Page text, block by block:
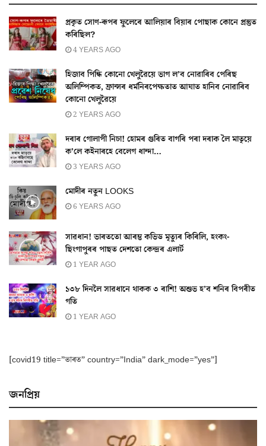
প্ৰকৃত সোণ-ৰূপৰ ফুলেৰে আলিয়াৰ বিয়াৰ পোছাক কোনে প্ৰস্তুত
কৰিছিল?
4 YEARS AGO
হিজাব পিন্ধি কোনো খেলুৱৈয়ে ভাগ ল’ব নোৱাৰিব পেৰিছ
অলিম্পিকত, ফ্ৰান্সৰ ধৰ্মনিৰপেক্ষতাত আঘাত হানিব নোৱাৰিব
কোনো খেলুৱৈয়ে
2 YEARS AGO
দৰাৰ গোলাপী নিচা! হোমৰ গুৰিত বাগৰি পৰা দৰাক লৈ মাতৃয়ে
ক’লে কইনাৰহে বেলেগ ধান্দা…
3 YEARS AGO
মোদীৰ নতুন LOOKS
6 YEARS AGO
সাৱধান! ভাৰততো আৰম্ভ কভিড মৃত্যুৰ কিৰিলি, হংকং-
ছিংগাপুৰৰ পাছত দেশতো কেন্দ্ৰৰ এলাৰ্ট
1 YEAR AGO
১৩৮ দিনলৈ সাৱধানে থাকক ৩ ৰাশি! অশুভ হ’ব শনিৰ বিপৰীত
গতি
1 YEAR AGO
[covid19 title=”ভাৰত” country=”India” dark_mode=”yes”]
জনপ্ৰিয়